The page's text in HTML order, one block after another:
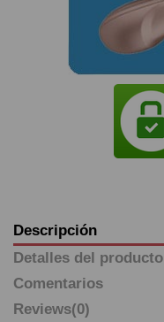
Descripción
Detalles del producto
Comentarios
Reviews(0)